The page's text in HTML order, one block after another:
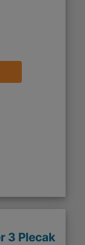
3 Plecak